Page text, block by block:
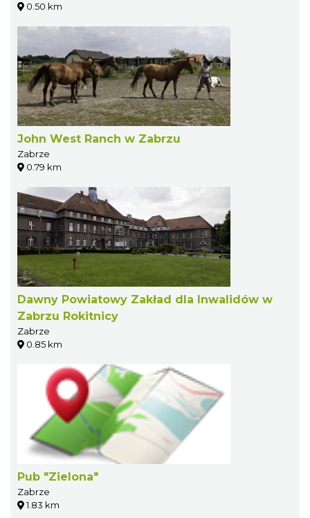
0.50 km
John West Ranch w Zabrzu
Zabrze
0.79 km
Dawny Powiatowy Zakład dla Inwalidów w
Zabrzu Rokitnicy
Zabrze
0.85 km
Pub "Zielona"
Zabrze
1.83 km